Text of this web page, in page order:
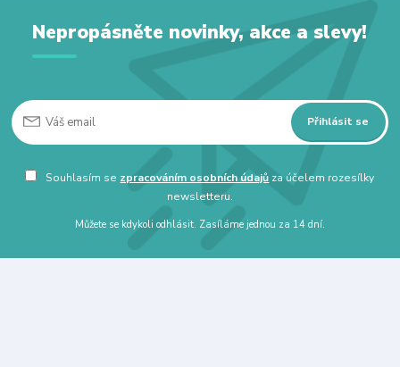
Nepropásněte novinky, akce a slevy!
Přihlásit se
Souhlasím se zpracováním osobních údajů za účelem rozesílky
newsletteru.
Můžete se kdykoli odhlásit. Zasíláme jednou za 14 dní.